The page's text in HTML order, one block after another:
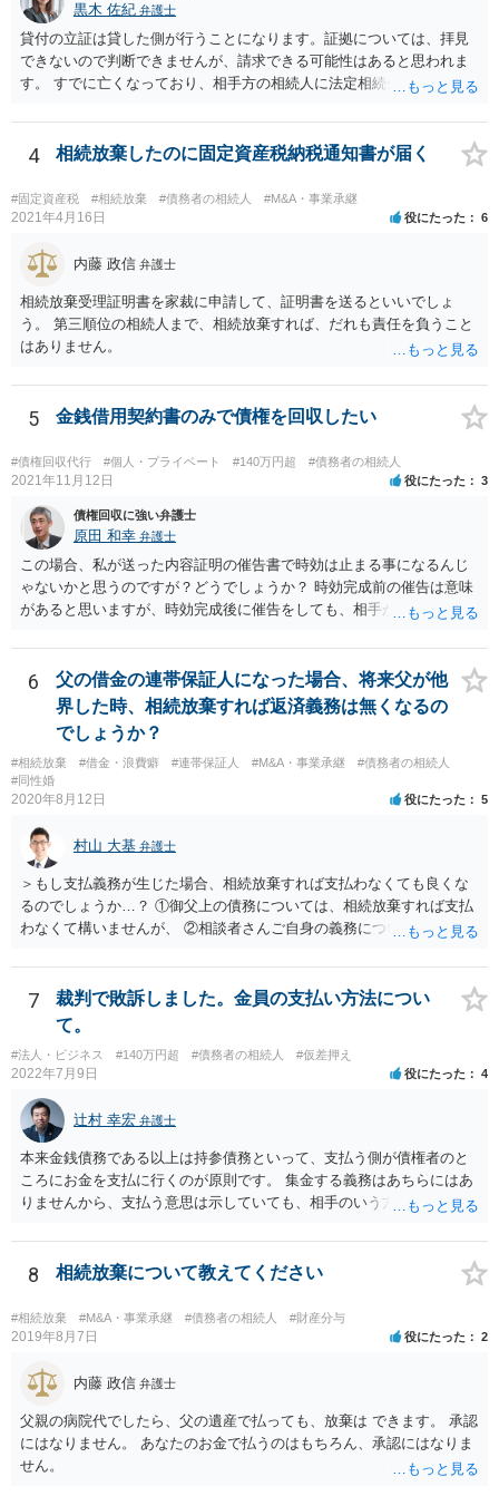
黒木 佐紀 弁護士
貸付の立証は貸した側が行うことになります。証拠については、拝見
できないので判断できませんが、請求できる可能性はあると思われま
す。 すでに亡くなっており、相手方の相続人に法定相続分に応じて請
が難しくなります。 お早めに相続人に請求していくか、それが難しい
場合は、弁護士に相談されるのがよろしいかと思います。
4 相続放棄したのに固定資産税納税通知書が届く
#固定資産税 #相続放棄 #債務者の相続人 #M&A・事業承継
2021年4月16日 役にたった 6
内藤 政信 弁護士
相続放棄受理証明書を家裁に申請して、証明書を送るといいでしょ
う。 第三順位の相続人まで、相続放棄すれば、だれも責任を負うこと
はありません。
5 金銭借用契約書のみで債権を回収したい
#債権回収代行 #個人・プライベート #140万円超 #債務者の相続人
2021年11月12日 役にたった 3
債権回収に強い弁護士
原田 和幸 弁護士
この場合、私が送った内容証明の催告書で時効は止まる事になるんじ
ゃないかと思うのですが？どうでしょうか？ 時効完成前の催告は意味
があると思いますが、時効完成後に催告をしても、相手が時効の援用
6
父の借金の連帯保証人になった場合、将来父が他
界した時、相続放棄すれば返済義務は無くなるの
でしょうか？
#相続放棄 #借金・浪費癖 #連帯保証人 #M&A・事業承継
#債務者の相続人
#同性婚
2020年8月12日 役にたった 5
村山 大基 弁護士
＞もし支払義務が生じた場合、相続放棄すれば支払わなくても良くな
るのでしょうか…？ ①御父上の債務については、相続放棄すれば支払
わなくて構いませんが、 ②相談者さんご自身の義務については、契約
いないので何とも言えません。 そもそも、何の義務も負わないなら、
印鑑証明まで用意して推定相続人にサインさせる意味もないような気
がします。 もし何らかの義務を相続放棄しても負う内容だと困ります
ので、契約書の文面を持って、弁護士に相談に行かれることをお勧め
します。
7
裁判で敗訴しました。金員の支払い方法につい
て。
#法人・ビジネス #140万円超 #債務者の相続人 #仮差押え
2022年7月9日 役にたった 4
辻村 幸宏 弁護士
本来金銭債務である以上は持参債務といって、支払う側が債権者のと
ころにお金を支払に行くのが原則です。 集金する義務はあちらにはあ
りませんから、支払う意思は示していても、相手のいう方法で支払わ
るかと思います。
8 相続放棄について教えてください
#相続放棄 #M&A・事業承継 #債務者の相続人 #財産分与
2019年8月7日 役にたった 2
内藤 政信 弁護士
父親の病院代でしたら、父の遺産で払っても、放棄は できます。 承認
にはなりません。 あなたのお金で払うのはもちろん、承認にはなりま
せん。